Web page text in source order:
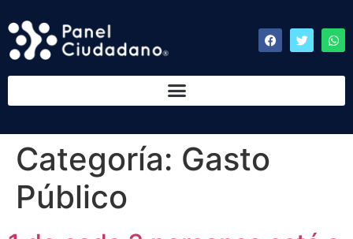
Categoría: Gasto
Público